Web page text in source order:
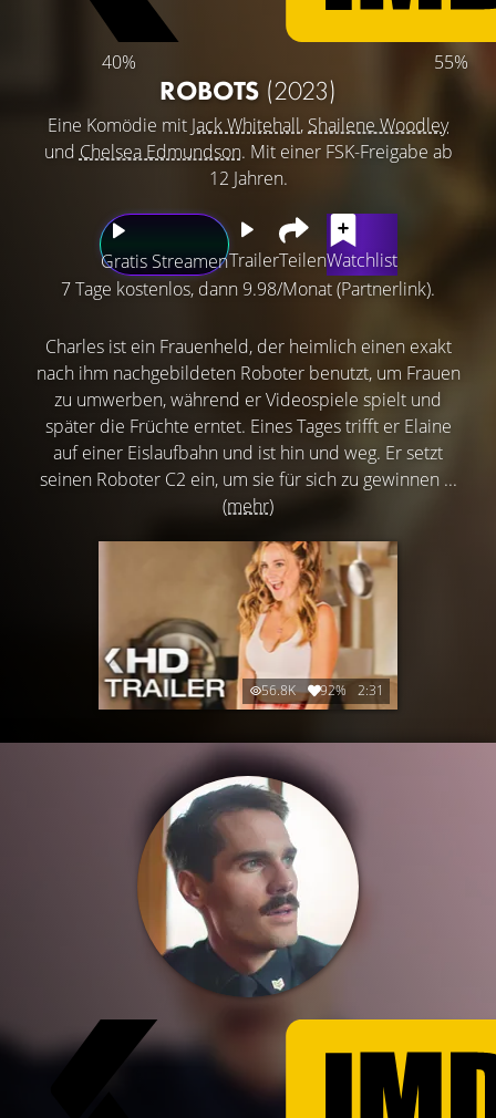
40% 55%
ROBOTS (2023)
Eine Komödie mit Jack Whitehall, Shailene Woodley
und Chelsea Edmundson. Mit einer FSK-Freigabe ab
12 Jahren.
Gratis StreamenTrailerTeilenWatchlist
7 Tage kostenlos, dann 9.98/Monat (Partnerlink).
Charles ist ein Frauenheld, der heimlich einen exakt
nach ihm nachgebildeten Roboter benutzt, um Frauen
zu umwerben, während er Videospiele spielt und
später die Früchte erntet. Eines Tages trifft er Elaine
auf einer Eislaufbahn und ist hin und weg. Er setzt
seinen Roboter C2 ein, um sie für sich zu gewinnen ...
(mehr)
56.8K 92% 2:31